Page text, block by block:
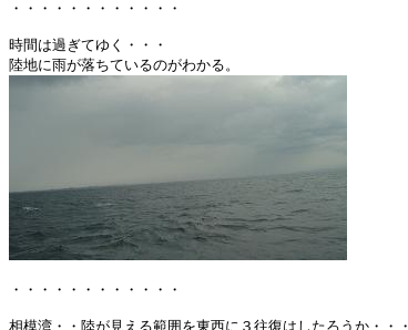
・・・・・・・・・・・・
時間は過ぎてゆく・・・
・・・・・・・・・・・・
相模湾・・陸が見える範囲を東西に３往復はしたろうか・・・